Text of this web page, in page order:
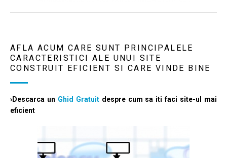
AFLA ACUM CARE SUNT PRINCIPALELE
CARACTERISTICI ALE UNUI SITE
CONSTRUIT EFICIENT SI CARE VINDE BINE
›Descarca un Ghid Gratuitdespre cum sa iti faci site-ul mai
eficient